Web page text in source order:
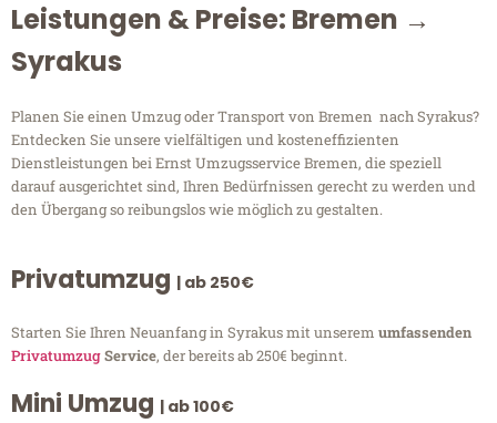
Leistungen & Preise: Bremen →
Syrakus
Planen Sie einen Umzug oder Transport von Bremen nach Syrakus?
Entdecken Sie unsere vielfältigen und kosteneffizienten
Dienstleistungen bei Ernst Umzugsservice Bremen, die speziell
darauf ausgerichtet sind, Ihren Bedürfnissen gerecht zu werden und
den Übergang so reibungslos wie möglich zu gestalten.
Privatumzug | ab 250€
Starten Sie Ihren Neuanfang in Syrakus mit unserem umfassenden
PrivatumzugService, der bereits ab 250€ beginnt.
Mini Umzug | ab 100€